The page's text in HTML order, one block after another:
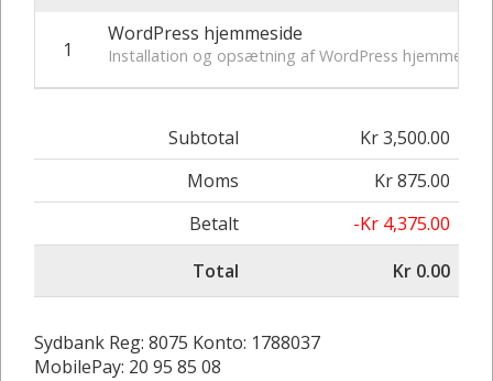
1
WordPress hjemmeside
Installation og opsætning af WordPress
Subtotal
Kr 3,500.00
Moms
Kr 875.00
Betalt
-Kr 4,375.00
Total
Kr 0.00
Sydbank Reg: 8075 Konto: 1788037
MobilePay: 20 95 85 08